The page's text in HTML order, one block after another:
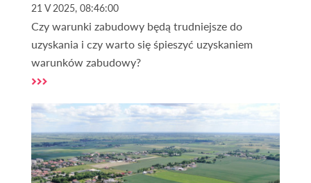
21 V 2025, 08:46:00
Czy warunki zabudowy będą trudniejsze do
uzyskania i czy warto się śpieszyć uzyskaniem
warunków zabudowy?